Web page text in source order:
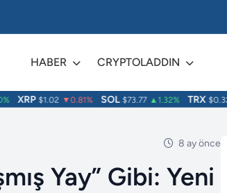
HABER CRYPTOLADDIN
XRP $1.02 ▼0.81% SOL $73.77 ▲1.32% TRX $0.3271
8 ay önce
Yay” Gibi: Yeni